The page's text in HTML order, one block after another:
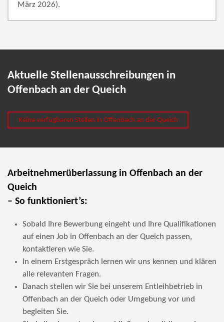
März 2026).
Aktuelle Stellenausschreibungen in
Offenbach an der Queich
Keine verfügbaren Stellen in Offenbach an der Queich
Arbeitnehmerüberlassung in Offenbach an der
Queich
– So funktioniert’s:
Sobald Ihre Bewerbung eingeht und Ihre Qualifikationen
auf einen Job in Offenbach an der Queich passen,
kontaktieren wie Sie.
In einem Erstgespräch lernen wir uns kennen und klären
alle relevanten Fragen.
Danach stellen wir Sie bei unserem Entleihbetrieb in
Offenbach an der Queich oder Umgebung vor und
begleiten Sie.